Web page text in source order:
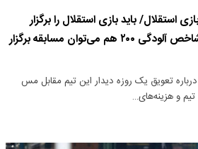
استقلال/ باید بازی استقلال را برگزار
می‌کردند/ فیفا می‌گوید تا شاخص آلودگی ۲۰۰ هم می‌توان مسابقه برگزار
تعویق یک روزه دیدار این تیم مقابل مس
و هزینه‌های…